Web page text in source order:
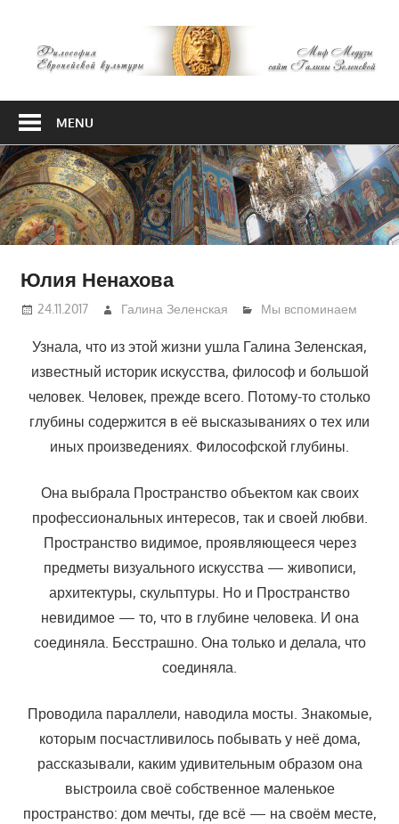
content
Европейской
MENU
Юлия Ненахова
24.11.2017 Галина Зеленская Мы вспоминаем
Узнала, что из этой жизни ушла Галина Зеленская,
известный историк искусства, философ и большой
человек. Человек, прежде всего. Потому-то столько
глубины содержится в её высказываниях о тех или
иных произведениях. Философской глубины.
Она выбрала Пространство объектом как своих
профессиональных интересов, так и своей любви.
Пространство видимое, проявляющееся через
предметы визуального искусства — живописи,
архитектуры, скульптуры. Но и Пространство
невидимое — то, что в глубине человека. И она
соединяла. Бесстрашно. Она только и делала, что
соединяла.
Проводила параллели, наводила мосты. Знакомые,
которым посчастливилось побывать у неё дома,
рассказывали, каким удивительным образом она
выстроила своё собственное маленькое
пространство: дом мечты, где всё — на своём месте,